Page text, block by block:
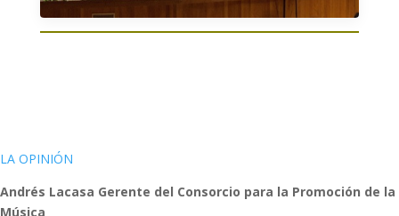
LA OPINIÓN
Andrés Lacasa Gerente del Consorcio para la Promoción de la
Música